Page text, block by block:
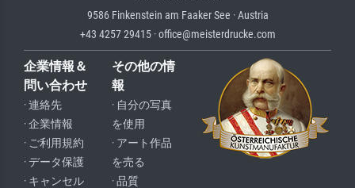
9586 Finkenstein am Faaker See · Austria
+43 4257 29415 · office@meisterdrucke.com
企業情報＆
問い合わせ
· 連絡先
· 企業情報
· ご利用規約
· データ保護
· キャンセル
その他の情
報
· 自分の写真
を使用
· アート作品
を売る
· 品質